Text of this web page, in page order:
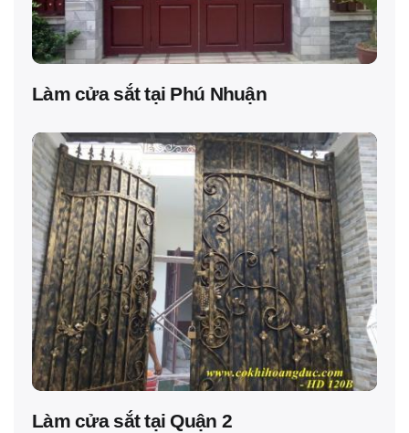
Làm cửa sắt tại Phú Nhuận
Làm cửa sắt tại Quận 2